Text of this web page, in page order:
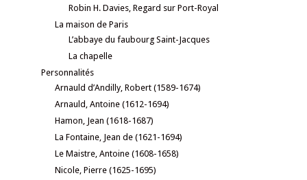
Robin H. Davies, Regard sur Port-Royal
La maison de Paris
L’abbaye du faubourg Saint-Jacques
La chapelle
Personnalités
Arnauld d’Andilly, Robert (1589-1674)
Arnauld, Antoine (1612-1694)
Hamon, Jean (1618-1687)
La Fontaine, Jean de (1621-1694)
Le Maistre, Antoine (1608-1658)
Nicole, Pierre (1625-1695)